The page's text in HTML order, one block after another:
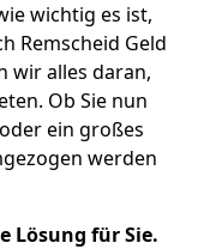
wichtig es ist,
Remscheid Geld
wir alles daran,
Ob Sie nun
ein großes
werden
Lösung für Sie.